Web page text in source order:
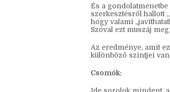
valami nem stimmel a
(csak) azok voltak a
nem tudtam
szerkesztésről hallott
hogy valami
különböző szintjei